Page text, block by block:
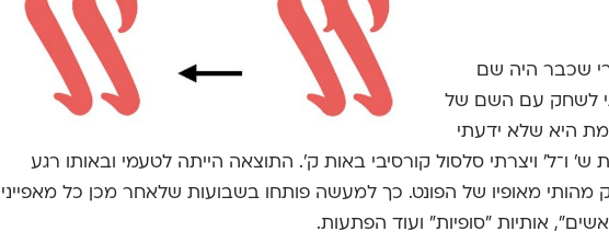
שכבר היה שם
לשחק עם השם של
היא שלא ידעתי
ש׳ ו־ל׳ ויצרתי סלסול קורסיבי באות ק׳. התוצאה הייתה לטעמי ובאותו רגע
מהותי מאופיו של הפונט. כך למעשה פותחו בשבועות שלאחר מכן כל מאפייני
אותיות ״סופיות״ ועוד הפתעות.